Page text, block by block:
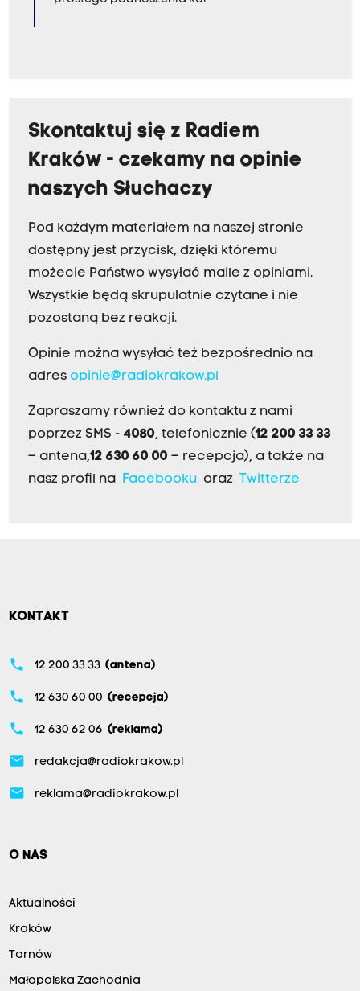
Skontaktuj się z Radiem
Kraków - czekamy na opinie
naszych Słuchaczy
Pod każdym materiałem na naszej stronie
dostępny jest przycisk, dzięki któremu
możecie Państwo wysyłać maile z opiniami.
Wszystkie będą skrupulatnie czytane i nie
pozostaną bez reakcji.
Opinie można wysyłać też bezpośrednio na
adres opinie@radiokrakow.pl
Zapraszamy również do kontaktu z nami
poprzez SMS - 4080, telefonicznie (12 200 33 33
– antena,12 630 60 00 – recepcja), a także na
nasz profil na
Facebookuoraz Twitterze
KONTAKT
phone 12 200 33 33 (antena)
phone 12 630 60 00 (recepcja)
phone 12 630 62 06 (reklama)
email redakcja@radiokrakow.pl
email reklama@radiokrakow.pl
O NAS
Aktualności
Kraków
Tarnów
Małopolska Zachodnia